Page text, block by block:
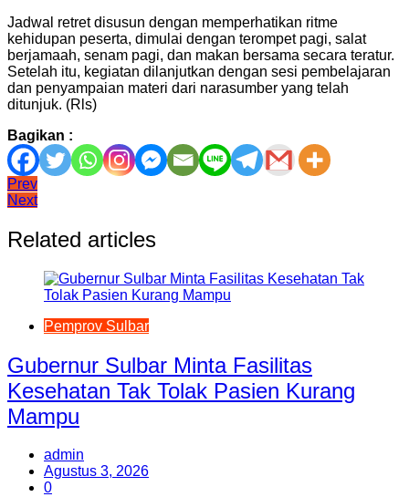
Jadwal retret disusun dengan memperhatikan ritme
kehidupan peserta, dimulai dengan terompet pagi, salat
berjamaah, senam pagi, dan makan bersama secara teratur.
Setelah itu, kegiatan dilanjutkan dengan sesi pembelajaran
dan penyampaian materi dari narasumber yang telah
ditunjuk. (Rls)
Bagikan :
Navigasi
pos
Prev
Next
Related articles
Pemprov Sulbar
Gubernur Sulbar Minta Fasilitas
Kesehatan Tak Tolak Pasien Kurang
Mampu
admin
Agustus 3, 2026
0